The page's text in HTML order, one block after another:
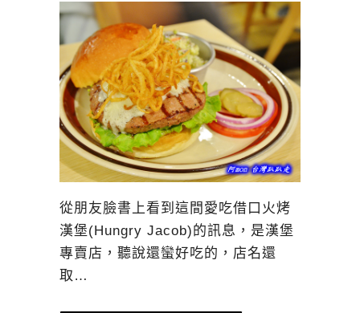
從朋友臉書上看到這間愛吃借口火烤
漢堡(Hungry Jacob)的訊息，是漢堡
專賣店，聽說還蠻好吃的，店名還
取…